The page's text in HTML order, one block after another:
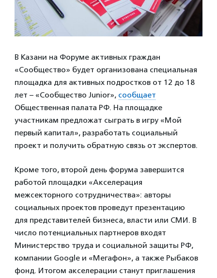
В Казани на Форуме активных граждан
«Сообщество» будет организована специальная
площадка для активных подростков от 12 до 18
лет – «Сообщество Junior», сообщает
Общественная палата РФ. На площадке
участникам предложат сыграть в игру «Мой
первый капитал», разработать социальный
проект и получить обратную связь от экспертов.
Кроме того, второй день форума завершится
работой площадки «Акселерация
межсекторного сотрудничества»: авторы
социальных проектов проведут презентацию
для представителей бизнеса, власти или СМИ. В
число потенциальных партнеров входят
Министерство труда и социальной защиты РФ,
компании Google и «Мегафон», а также Рыбаков
фонд. Итогом акселерации станут приглашения